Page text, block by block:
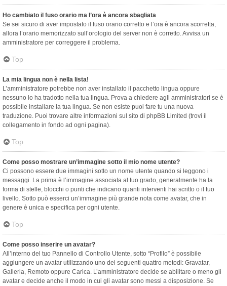
Ho cambiato il fuso orario ma l’ora è ancora sbagliata
Se sei sicuro di aver impostato il fuso orario corretto e l’ora è ancora scorretta,
allora l’orario memorizzato sull’orologio del server non è corretto. Avvisa un
amministratore per correggere il problema.
Top
La mia lingua non è nella lista!
L’amministratore potrebbe non aver installato il pacchetto lingua oppure
nessuno lo ha tradotto nella tua lingua. Prova a chiedere agli amministratori se è
possibile installare la tua lingua. Se non esiste puoi fare tu una nuova
traduzione. Puoi trovare altre informazioni sul sito di phpBB Limited (trovi il
collegamento in fondo ad ogni pagina).
Top
Come posso mostrare un’immagine sotto il mio nome utente?
Ci possono essere due immagini sotto un nome utente quando si leggono i
messaggi. La prima è l’immagine associata al tuo grado, generalmente ha la
forma di stelle, blocchi o punti che indicano quanti interventi hai scritto o il tuo
livello. Sotto può esserci un’immagine più grande nota come avatar, che in
genere è unica e specifica per ogni utente.
Top
Come posso inserire un avatar?
All’interno del tuo Pannello di Controllo Utente, sotto “Profilo” è possibile
aggiungere un avatar utilizzando uno dei seguenti quattro metodi: Gravatar,
Galleria, Remoto oppure Carica. L’amministratore decide se abilitare o meno gli
avatar e decide anche il modo in cui gli avatar sono messi a disposizione. Se